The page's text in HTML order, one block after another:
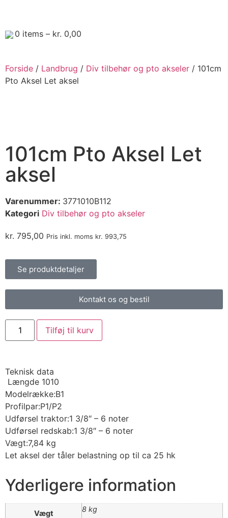
0 items – kr. 0,00
Forside / Landbrug / Div tilbehør og pto akseler / 101cm
Pto Aksel Let aksel
101cm Pto Aksel Let
aksel
Varenummer: 3771010B112
Kategori Div tilbehør og pto akseler
kr. 795,00 Pris inkl. moms kr. 993,75
Se produktdetaljer
Kontakt os og bestil
Tilføj til kurv
Teknisk data
Længde 1010
Modelrække:B1
Profilpar:P1/P2
Udførsel traktor:1 3/8″ – 6 noter
Udførsel redskab:1 3/8″ – 6 noter
Vægt:7,84 kg
Let aksel der tåler belastning op til ca 25 hk
Yderligere information
Vægt 8 kg